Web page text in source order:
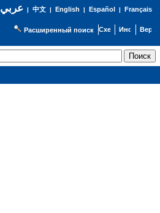
عربي| 中文| English | Español | Français
Расширенный поиск